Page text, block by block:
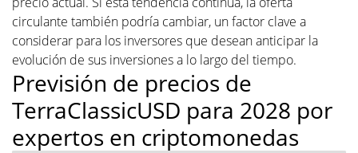
circulante también podría cambiar, un factor clave a
considerar para los inversores que desean anticipar la
evolución de sus inversiones a lo largo del tiempo.
Previsión de precios de
TerraClassicUSD para 2028 por
expertos en criptomonedas